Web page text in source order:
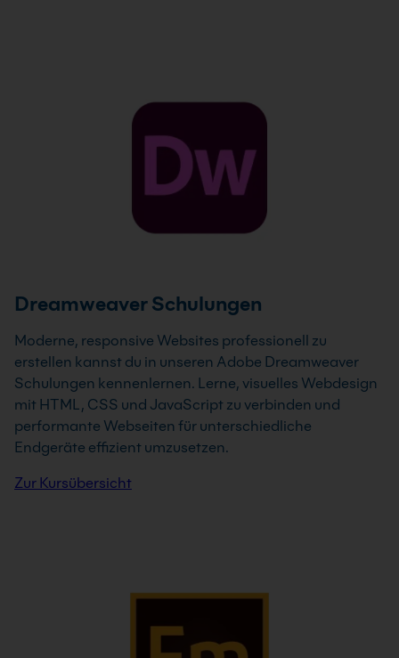
Dreamweaver Schulungen
Moderne, responsive Websites professionell zu
erstellen kannst du in unseren Adobe Dreamweaver
Schulungen kennenlernen. Lerne, visuelles Webdesign
mit HTML, CSS und JavaScript zu verbinden und
performante Webseiten für unterschiedliche
Endgeräte effizient umzusetzen.
Zur Kursübersicht